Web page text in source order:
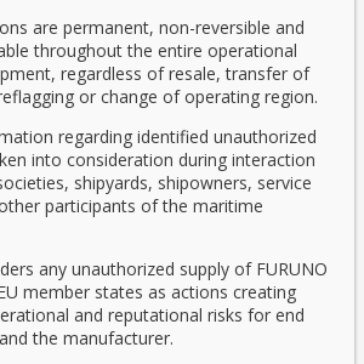
are permanent, non-reversible and
throughout the entire operational
regardless of resale, transfer of
or change of operating region.
regarding identified unauthorized
into consideration during interaction
shipyards, shipowners, service
participants of the maritime
any unauthorized supply of FURUNO
member states as actions creating
and reputational risks for end
the manufacturer.